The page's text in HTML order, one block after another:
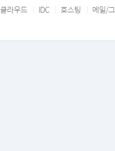
클라우드 IDC 호스팅 메일/